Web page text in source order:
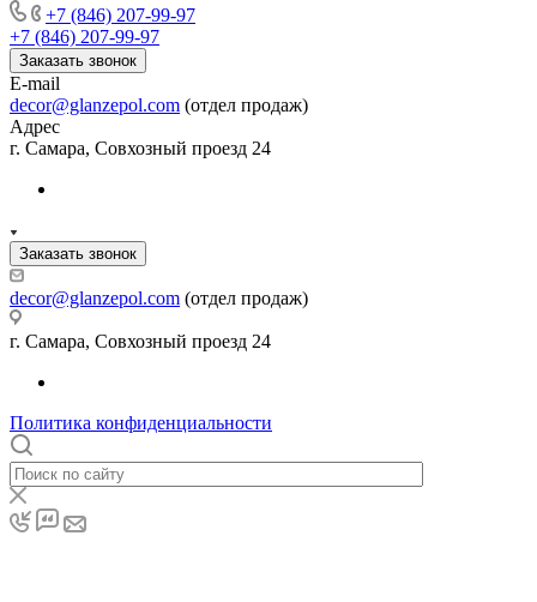
+7 (846) 207-99-97
+7 (846) 207-99-97
Заказать звонок
E-mail
decor@glanzepol.com (отдел продаж)
Адрес
г. Самара, Совхозный проезд 24
Заказать звонок
decor@glanzepol.com (отдел продаж)
г. Самара, Совхозный проезд 24
Политика конфиденциальности